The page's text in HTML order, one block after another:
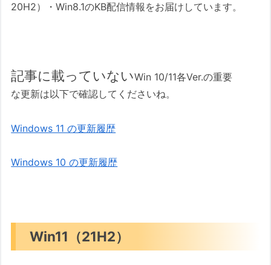
20H2）・Win8.1のKB配信情報をお届けしています。
記事に載っていないWin 10/11各Ver.の重要
な更新は以下で確認してくださいね。
Windows 11 の更新履歴
Windows 10 の更新履歴
Win11（21H2）